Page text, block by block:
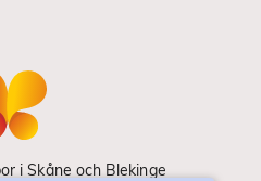
i Skåne och Blekinge